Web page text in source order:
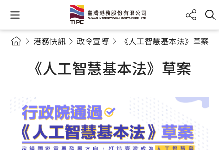
港務快訊 政令宣導 《人工智慧基本法》草案
《人工智慧基本法》草案